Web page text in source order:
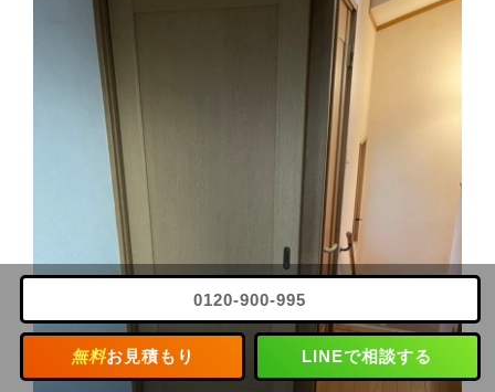
0120-900-995
無料お見積もり LINEで相談する